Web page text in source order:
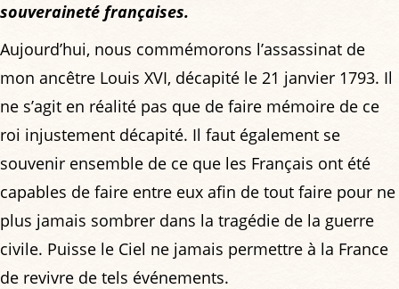
souveraineté françaises.
Aujourd’hui, nous commémorons l’assassinat de
mon ancêtre Louis XVI, décapité le 21 janvier 1793. Il
ne s’agit en réalité pas que de faire mémoire de ce
roi injustement décapité. Il faut également se
souvenir ensemble de ce que les Français ont été
capables de faire entre eux afin de tout faire pour ne
plus jamais sombrer dans la tragédie de la guerre
civile. Puisse le Ciel ne jamais permettre à la France
de revivre de tels événements.